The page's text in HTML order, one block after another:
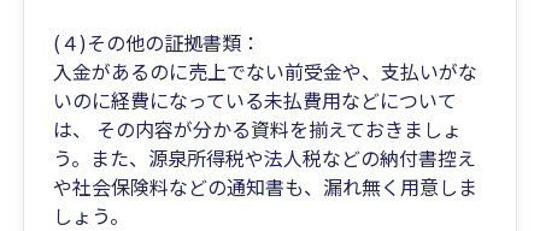
(４)その他の証拠書類：
入金があるのに売上でない前受金や、支払いがな
いのに経費になっている未払費用などについて
は、 その内容が分かる資料を揃えておきましょ
う。また、源泉所得税や法人税などの納付書控え
や社会保険料などの通知書も、漏れ無く用意しま
しょう。